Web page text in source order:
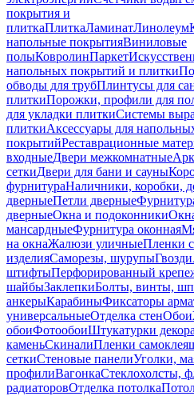
покрытия и
плиткаПлиткаЛаминатЛинолеум
напольные покрытияВиниловые
полыКовролинПаркет
напольных покрытий и плитки
обводы для трубПлинтусы для
плиткиПорожки, профили для
для укладки плиткиСистемы
плиткиАксессуары для
покрытийРеставрационные
входныеДвери межкомнатные
сеткиДвери для бани и сауны
фурнитураНаличники, коробки,
дверныеПетли дверные
дверныеОкна и подоконники
мансардныеФурнитура оконная
на окнаЖалюзи уличныеПленки
изделияСаморезы, шурупыГвозди
штифтыПерфорированный
шайбыЗаклепкиБолты, винты,
анкерыКарабиныФиксаторы
универсальныеОтделка стенОбои
обоиФотообоиШтукатурки
каменьСкиналиПленки
сеткиСтеновые панелиУголки,
профилиВагонкаСтеклохолсты,
радиаторовОтделка потолка